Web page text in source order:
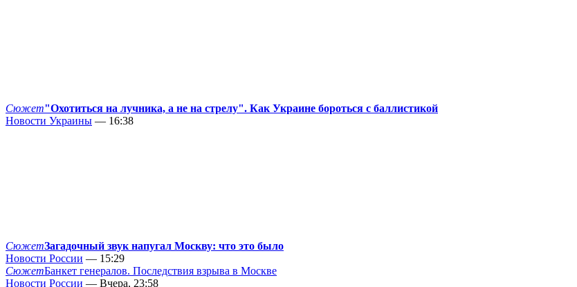
Сюжет"Охотиться на лучника, а не на стрелу". Как Украине бороться с баллистикой
Новости Украины — 16:38
СюжетЗагадочный звук напугал Москву: что это было
Новости России — 15:29
СюжетБанкет генералов. Последствия взрыва в Москве
Новости России — Вчера, 23:58